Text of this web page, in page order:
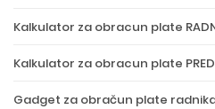
Kalkulator za obracun plate
Kalkulator za obracun plate
Gadget za obračun plate radnika